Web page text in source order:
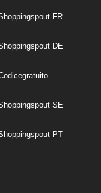
FR
DE
SE
PT